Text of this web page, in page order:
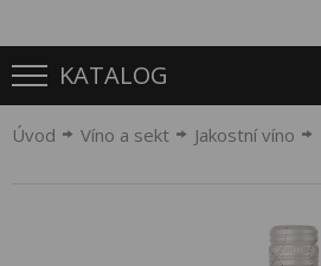
KATALOG
Úvod Víno a sekt Jakostní víno